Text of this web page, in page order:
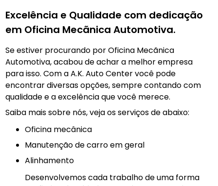
Excelência e Qualidade com dedicação
em Oficina Mecãnica Automotiva.
Se estiver procurando por Oficina Mecãnica
Automotiva, acabou de achar a melhor empresa
para isso. Com a A.K. Auto Center você pode
encontrar diversas opções, sempre contando com
qualidade e a excelência que você merece.
Saiba mais sobre nós, veja os serviços de abaixo:
Oficina mecânica
manutenção de carro em geral
Alinhamento
Desenvolvemos cada trabalho de uma forma